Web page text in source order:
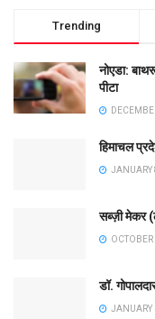
Trending
नोएडा:
पीटा
हिमाचल
JANUARY
सब्ज़ी मेकर
डॉ.
JANUARY